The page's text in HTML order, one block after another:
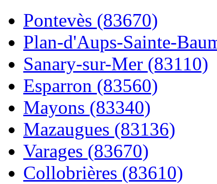
Pontevès (83670)
Plan-d'Aups-Sainte-
Sanary-sur-Mer (83110)
Esparron (83560)
Mayons (83340)
Mazaugues (83136)
Varages (83670)
Collobrières (83610)